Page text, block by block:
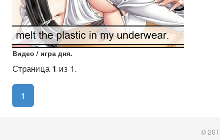
Видео / игра дня.
Страница 1 из 1.
1
©